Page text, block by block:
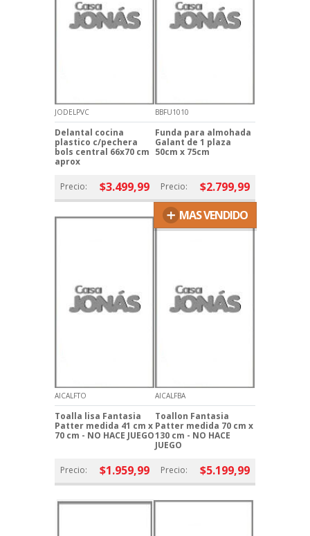
JODELPVC
Delantal cocina
plastico c/pechera
bols central 66x70 cm
aprox
Precio: $3.499,99
BBFU1010
Funda para almohada
Galant de 1 plaza
50cm x 75cm
Precio: $2.799,99
AICALFTO
Toalla lisa Fantasia
Patter medida 41 cm x
70 cm - NO HACE JUEGO
Precio: $1.959,99
+ MAS VENDIDO
AICALFBA
Toallon Fantasia
Patter medida 70 cm x
130 cm - NO HACE
JUEGO
Precio: $5.199,99